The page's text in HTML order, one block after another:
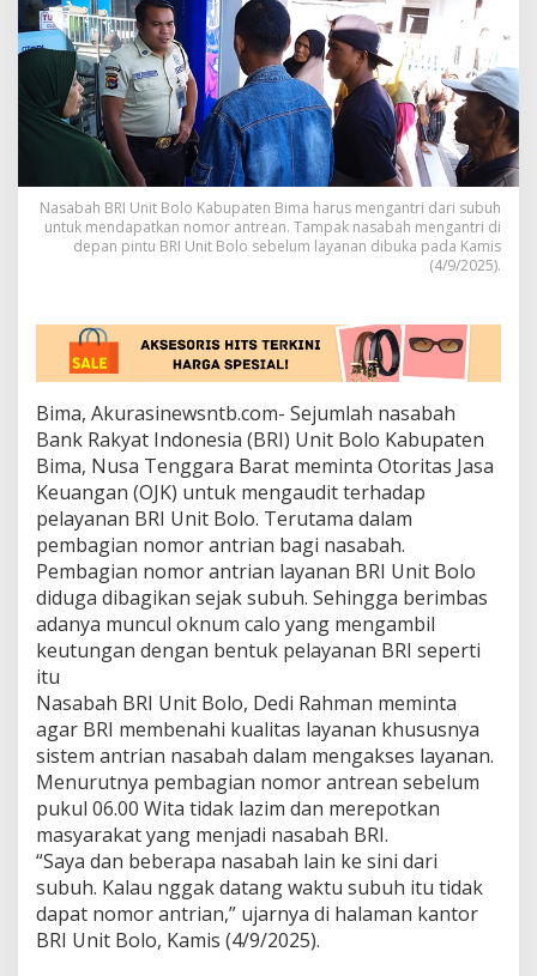
O
J
K
A
u
d
i
t
L
a
a
n
B
I
B
o
l
o
Nasabah BRI Unit Bolo Kabupaten Bima harus mengantri dari subuh
untuk mendapatkan nomor antrean. Tampak nasabah mengantri di
depan pintu BRI Unit Bolo sebelum layanan dibuka pada Kamis
(4/9/2025).
Bima, Akurasinewsntb.com- Sejumlah nasabah
Bank Rakyat Indonesia (BRI) Unit Bolo Kabupaten
Bima, Nusa Tenggara Barat meminta Otoritas Jasa
Keuangan (OJK) untuk mengaudit terhadap
pelayanan BRI Unit Bolo. Terutama dalam
pembagian nomor antrian bagi nasabah.
Pembagian nomor antrian layanan BRI Unit Bolo
diduga dibagikan sejak subuh. Sehingga berimbas
adanya muncul oknum calo yang mengambil
keutungan dengan bentuk pelayanan BRI seperti
itu
Nasabah BRI Unit Bolo, Dedi Rahman meminta
agar BRI membenahi kualitas layanan khususnya
sistem antrian nasabah dalam mengakses layanan.
Menurutnya pembagian nomor antrean sebelum
pukul 06.00 Wita tidak lazim dan merepotkan
masyarakat yang menjadi nasabah BRI.
“Saya dan beberapa nasabah lain ke sini dari
subuh. Kalau nggak datang waktu subuh itu tidak
dapat nomor antrian,” ujarnya di halaman kantor
BRI Unit Bolo, Kamis (4/9/2025).